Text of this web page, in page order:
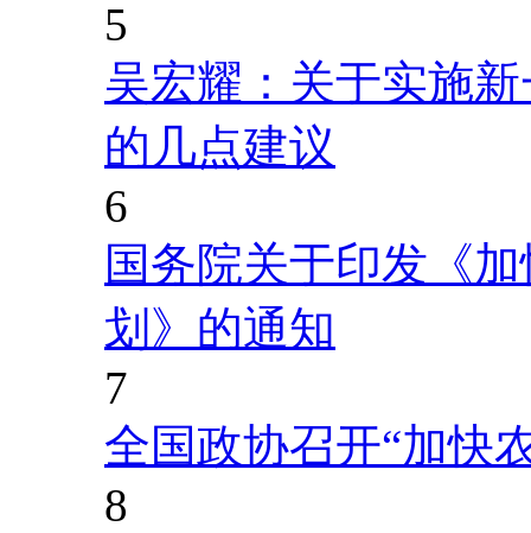
5
吴宏耀：关于实施
的几点建议
6
国务院关于印发《
划》的通知
7
全国政协召开“加快
8